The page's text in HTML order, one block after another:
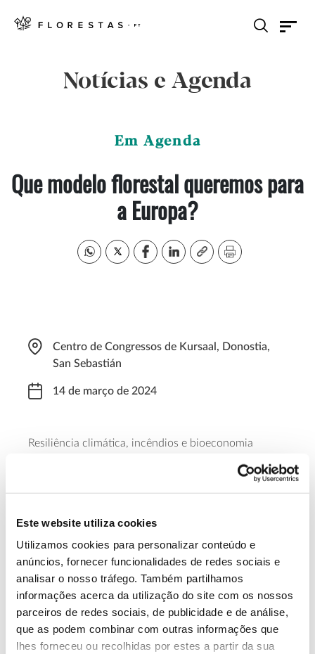
Este website utiliza cookies
Utilizamos cookies para personalizar conteúdo e
anúncios, fornecer funcionalidades de redes sociais e
analisar o nosso tráfego. Também partilhamos
informações acerca da utilização do site com os nossos
parceiros de redes sociais, de publicidade e de análise,
que as podem combinar com outras informações que
lhes forneceu ou recolhidas por estes a partir da sua
Notícias e Agenda
Em Agenda
Que modelo florestal queremos para
a Europa?
Centro de Congressos de Kursaal, Donostia,
San Sebastián
14 de março de 2024
Resiliência climática, incêndios e bioeconomia
encontro presencial, que é promovido pela União
dos Silvicultores do Sul Europeu – USSE em
Saiba mais sobre a conferência
13.07.2026
Genoma do priolo e de outras espécies em risco:
conhecer para conservar